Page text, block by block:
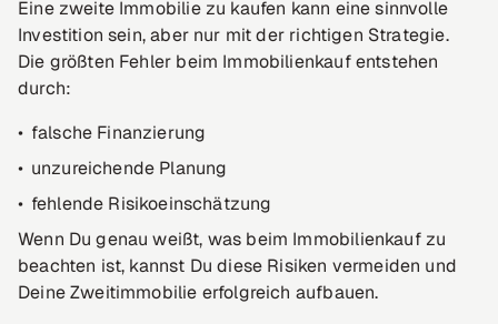
Eine zweite Immobilie zu kaufen kann eine sinnvolle
Investition sein, aber nur mit der richtigen Strategie.
Die größten Fehler beim Immobilienkauf entstehen
durch:
falsche Finanzierung
unzureichende Planung
fehlende Risikoeinschätzung
Wenn Du genau weißt, was beim Immobilienkauf zu
beachten ist, kannst Du diese Risiken vermeiden und
Deine Zweitimmobilie erfolgreich aufbauen.